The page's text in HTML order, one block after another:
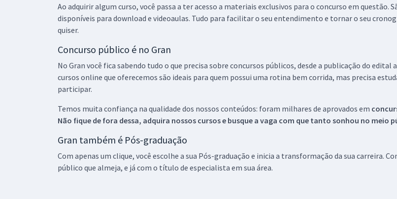
Ao adquirir algum curso, você passa a ter acesso a materiais exclusivos para o concurso em
disponíveis para download e videoaulas. Tudo para facilitar o seu entendimento e tornar o seu
quiser.
Concurso público é no Gran
No Gran você fica sabendo tudo o que precisa sobre concursos públicos, desde a publicação do
cursos online que oferecemos são ideais para quem possui uma rotina bem corrida, mas precisa
participar.
Temos muita confiança na qualidade dos nossos conteúdos: foram milhares de aprovados em
Não fique de fora dessa, adquira nossos cursos e busque a vaga com que tanto sonhou no meio
Gran também é Pós-graduação
Com apenas um clique, você escolhe a sua Pós-graduação e inicia a transformação da sua carreira.
público que almeja, e já com o título de especialista em sua área.